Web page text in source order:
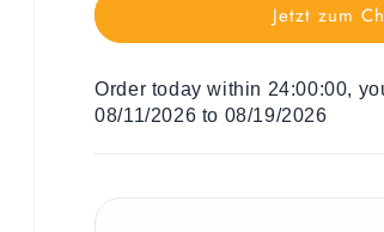
Jungle
Green
Jungle
Jetzt zum
Order today within 24:00:00,
08/11/2026 to 08/19/2026